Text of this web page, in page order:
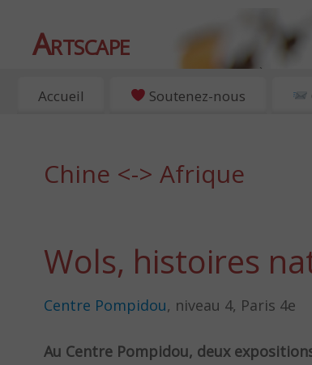
Artscape
EXPOSITIONS, ART ET CULTURE À PARIS
Accueil Soutenez-nous
Chine <-> Afrique
Wols, histoires
Centre Pompidou, niveau 4, Paris 4e
Au Centre Pompidou, deux